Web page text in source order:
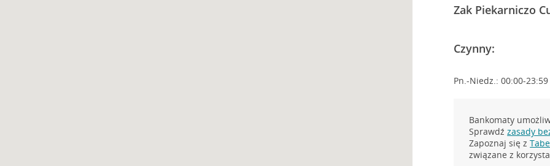
Zak Piekarniczo
Czynny:
Pn.-Niedz.: 00:00-23:59
Bankomaty
Sprawdźzasady
Zapoznaj się z
związane z